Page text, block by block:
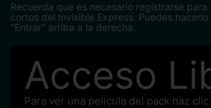
Recuerda que es necesario registrarse
cortos del Invisible Express. Puedes
"Entrar" arriba a la derecha.
Acceso
Para ver una película del pack haz